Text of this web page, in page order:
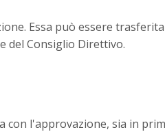
Essa può essere
del Consiglio Direttivo.
con l'approvazione, sia in